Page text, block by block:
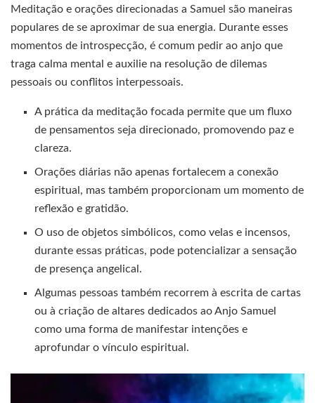
Meditação e orações direcionadas a Samuel são maneiras
populares de se aproximar de sua energia. Durante esses
momentos de introspecção, é comum pedir ao anjo que
traga calma mental e auxilie na resolução de dilemas
pessoais ou conflitos interpessoais.
A prática da meditação focada permite que um fluxo
de pensamentos seja direcionado, promovendo paz e
clareza.
Orações diárias não apenas fortalecem a conexão
espiritual, mas também proporcionam um momento de
reflexão e gratidão.
O uso de objetos simbólicos, como velas e incensos,
durante essas práticas, pode potencializar a sensação
de presença angelical.
Algumas pessoas também recorrem à escrita de cartas
ou à criação de altares dedicados ao Anjo Samuel
como uma forma de manifestar intenções e
aprofundar o vínculo espiritual.